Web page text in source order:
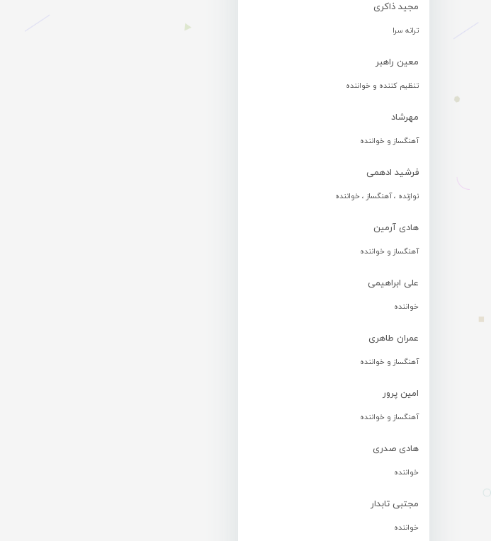
مجید ذاکری
ترانه سرا
معین راهبر
تنظیم کننده و خواننده
مهرشاد
آهنگساز و خواننده
فرشید ادهمی
نوازنده ، آهنگساز ، خواننده
هادی آرمین
آهنگساز و خواننده
علی ابراهیمی
خواننده
عمران طاهری
آهنگساز و خواننده
امین پرور
آهنگساز و خواننده
هادی صدری
خواننده
مجتبی تابدار
خواننده